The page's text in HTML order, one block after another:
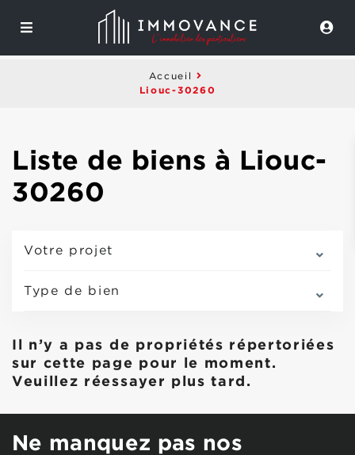
Accueil
Liouc-30260
Liste de biens à Liouc-
30260
Votre projet
Type de bien
Il n’y a pas de propriétés répertoriées
sur cette page pour le moment.
Veuillez réessayer plus tard.
Ne manquez pas nos